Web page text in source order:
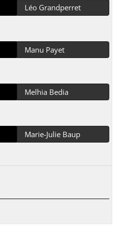
Léo Grandperret
Manu Payet
Melhia Bedia
Marie-Julie Baup